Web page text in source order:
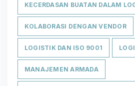
KECERDASAN BUATAN DALAM
KOLABORASI DENGAN VENDOR
LOGISTIK DAN ISO 9001
MANAJEMEN ARMADA